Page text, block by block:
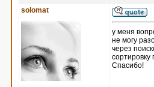
solomat
у меня
не могу
через
сортировку
Спасибо!